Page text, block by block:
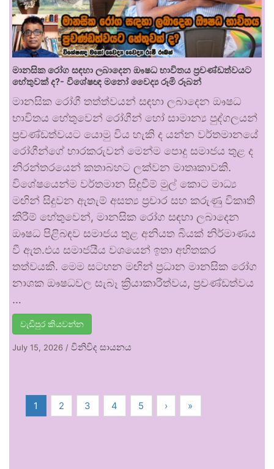
මානසික රෝග සඳහා ලබාදෙන ඖෂධ භාවිතය ප්‍රචණ්ඩත්වයට
හේතුවක් ද?- විශේෂඥ මනෝ වෛද්‍ය රූමි රූබන්
මානසික රෝගී තත්ත්වයන් සඳහා ලබාදෙන ඖෂධ
භාවිතය හේතුවෙන් රෝගීන් හෝ සාමාන්‍ය පුද්ගලයන්
ප්‍රචණ්ඩත්වයට යොමු විය හැකි ද යන්න වර්තමානයේ
රෝගීන්ගේ භාරකරුවන් මෙන්ම පොදු සමාජය තුළ ද
නිරන්තරයෙන් කතාබහට ලක්වන මාතෘකාවකි.
විශේෂයෙන්ම වර්තමාන සිදුවීම් මුල් කොට මාධ්‍ය
මඟින් සිදුවන ඇතැම් අසත්‍ය ප්‍රචාර සහ කරුණු විකෘති
කිරීම් හේතුවෙන්, මානසික රෝග සඳහා ලබාදෙන
ඖෂධ පිළිබඳව සමාජය තුළ අනියත බියක් නිර්මාණය
වී ඇත.එය සමාජයීය වශයෙන් ඉතා අහිතකර
තත්වයකි. මෙම සටහන මඟින් ප්‍රධාන මානසික රෝග
නාශක ඖෂධවල සැබෑ ක්‍රියාකාරීත්වය, ප්‍රචණ්ඩත්වය
…
වැඩිපුර කියවන්න
July 15, 2026 / විනිවිද සායනය
1 2 3 4 5 › »